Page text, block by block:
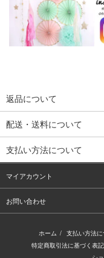
返品について
配送・送料について
支払い方法について
マイアカウント
お問い合わせ
ホーム / 支払い方法に
特定商取引法に基づく表記